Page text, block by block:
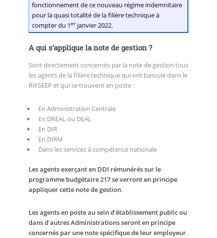
fonctionnement de ce nouveau régime indemnitaire
pour la quasi totalité de la filière technique à
compter du 1er janvier 2022.
A qui s’applique la note de gestion ?
Sont directement concernés par la note de gestion tous
les agents de la filière technique qui ont basculé dans le
RIFSEEP et qui se trouvent en poste :
En Administration Centrale
En DREAL ou DEAL
En DIR
En DIRM
Dans les services à compétence nationale
Les agents exerçant en DDI rémunérés sur le
programme budgétaire 217 se verront en principe
appliquer cette note de gestion.
Les agents en poste au sein d’établissement public ou
dans d’autres Administrations seront en principe
concernés par une note spécifique de leur employeur.